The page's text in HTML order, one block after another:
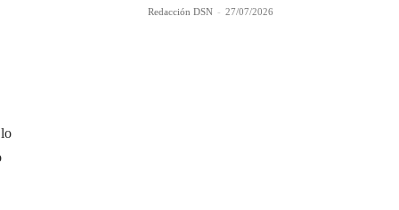
Redacción DSN - 27/07/2026